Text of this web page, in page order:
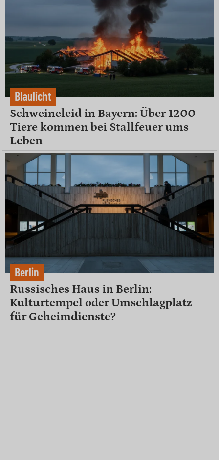
Blaulicht
Schweineleid in Bayern: Über 1200
Tiere kommen bei Stallfeuer ums
Leben
Berlin
Russisches Haus in Berlin:
Kulturtempel oder Umschlagplatz
für Geheimdienste?